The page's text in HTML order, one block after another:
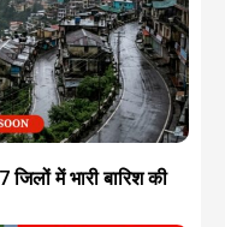
में भारी बारिश की